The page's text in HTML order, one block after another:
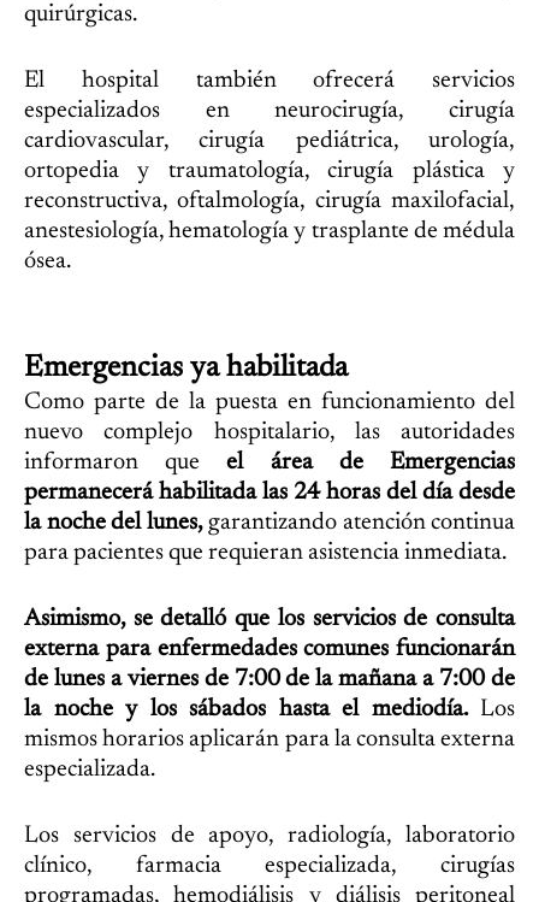
quirúrgicas.
El hospital también ofrecerá servicios
especializados en neurocirugía, cirugía
cardiovascular, cirugía pediátrica, urología,
ortopedia y traumatología, cirugía plástica y
reconstructiva, oftalmología, cirugía maxilofacial,
anestesiología, hematología y trasplante de médula
ósea.
Emergencias ya habilitada
Como parte de la puesta en funcionamiento del
nuevo complejo hospitalario, las autoridades
informaron queel área de Emergencias
permanecerá habilitada las 24 horas del día desde
la noche del lunes,garantizando atención continua
para pacientes que requieran asistencia inmediata.
Asimismo, se detalló que los servicios de consulta
externa para enfermedades comunes funcionarán
de lunes a viernes de 7:00 de la mañana a 7:00 de
la noche y los sábados hasta el mediodía.Los
mismos horarios aplicarán para la consulta externa
especializada.
Los servicios de apoyo, radiología, laboratorio
clínico, farmacia especializada, cirugías
programadas, hemodiálisis y diálisis peritoneal